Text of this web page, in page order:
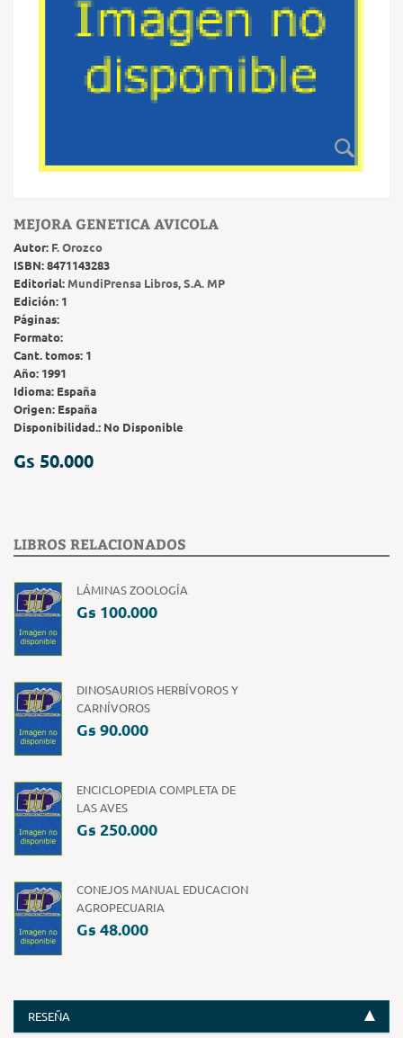
MEJORA GENETICA AVICOLA
Autor: F. Orozco
ISBN:8471143283
Editorial: MundiPrensa Libros, S.A. MP
Edición: 1
Páginas:
Formato:
Cant. tomos: 1
Año: 1991
Idioma: España
Origen: España
Disponibilidad.: No Disponible
Gs 50.000
LIBROS RELACIONADOS
LÁMINAS ZOOLOGÍA
Gs 100.000
DINOSAURIOS HERBÍVOROS Y
CARNÍVOROS
Gs 90.000
ENCICLOPEDIA COMPLETA DE
LAS AVES
Gs 250.000
CONEJOS MANUAL EDUCACION
AGROPECUARIA
Gs 48.000
RESEÑA